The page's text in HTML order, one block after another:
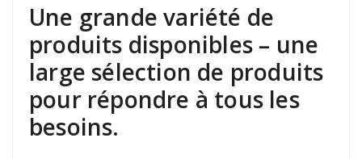
Une grande variété de
produits disponibles – une
large sélection de produits
pour répondre à tous les
besoins.